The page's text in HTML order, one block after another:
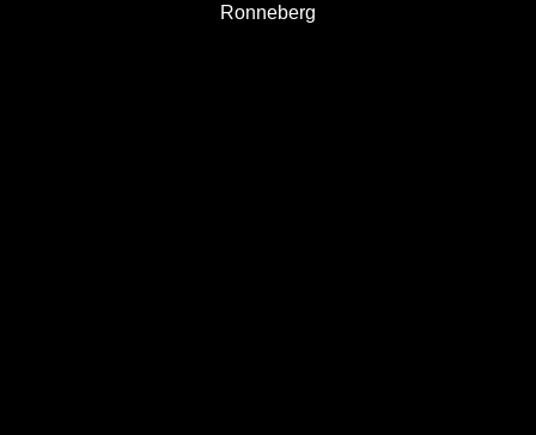
Ronneberg